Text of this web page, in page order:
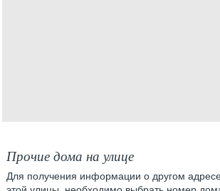
Прочие дома на улице
Для получения информации о другом